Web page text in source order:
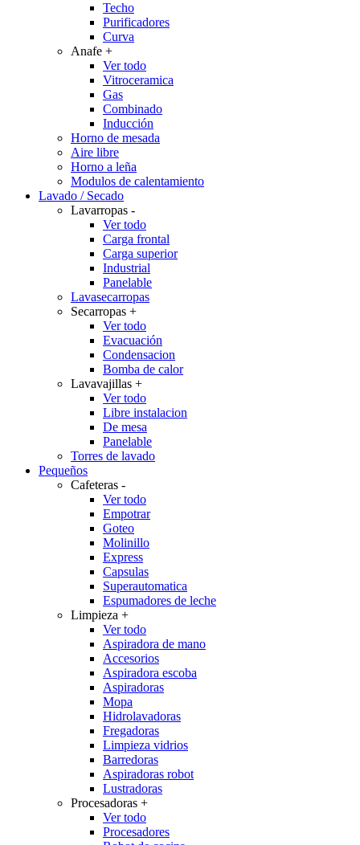
Techo
Purificadores
Curva
Anafe +
Ver todo
Vitroceramica
Gas
Combinado
Inducción
Horno de mesada
Aire libre
Horno a leña
Modulos de calentamiento
Lavado / Secado
Lavarropas -
Ver todo
Carga frontal
Carga superior
Industrial
Panelable
Lavasecarropas
Secarropas +
Ver todo
Evacuación
Condensacion
Bomba de calor
Lavavajillas +
Ver todo
Libre instalacion
De mesa
Panelable
Torres de lavado
Pequeños
Cafeteras -
Ver todo
Empotrar
Goteo
Molinillo
Express
Capsulas
Superautomatica
Espumadores de leche
Limpieza +
Ver todo
Aspiradora de mano
Accesorios
Aspiradora escoba
Aspiradoras
Mopa
Hidrolavadoras
Fregadoras
Limpieza vidrios
Barredoras
Aspiradoras robot
Lustradoras
Procesadoras +
Ver todo
Procesadores